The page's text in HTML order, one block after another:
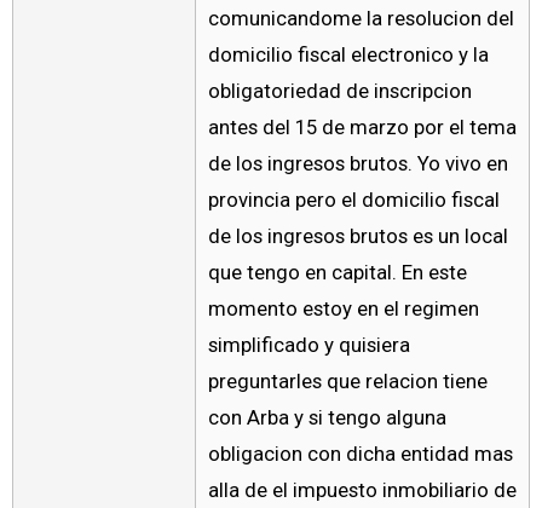
comunicandome la resolucion del
domicilio fiscal electronico y la
obligatoriedad de inscripcion
antes del 15 de marzo por el tema
de los ingresos brutos. Yo vivo en
provincia pero el domicilio fiscal
de los ingresos brutos es un local
que tengo en capital. En este
momento estoy en el regimen
simplificado y quisiera
preguntarles que relacion tiene
con Arba y si tengo alguna
obligacion con dicha entidad mas
alla de el impuesto inmobiliario de